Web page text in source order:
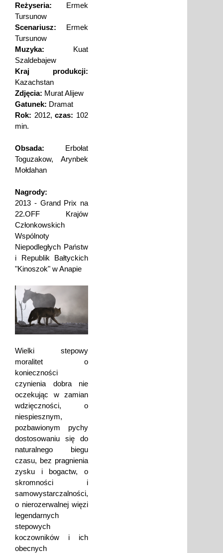
Reżyseria: Ermek
Tursunow
Scenariusz: Ermek
Tursunow
Muzyka: Kuat
Szaldebajew
Kraj produkcji:
Kazachstan
Zdjęcia: Murat Alijew
Gatunek: Dramat
Rok: 2012,czas: 102
min.
Obsada: Erbołat
Toguzakow, Arynbek
Mołdahan
Nagrody:
2013 - Grand Prix na
22.OFF Krajów
Członkowskich
Wspólnoty
Niepodległych Państw
i Republik Bałtyckich
"Kinoszok" w Anapie
Wielki stepowy
moralitet o
konieczności
czynienia dobra nie
oczekując w zamian
wdzięczności, o
niespiesznym,
pozbawionym pychy
dostosowaniu się do
naturalnego biegu
czasu, bez pragnienia
zysku i bogactw, o
skromności i
samowystarczalności,
o nierozerwalnej więzi
legendarnych
stepowych
koczowników i ich
obecnych